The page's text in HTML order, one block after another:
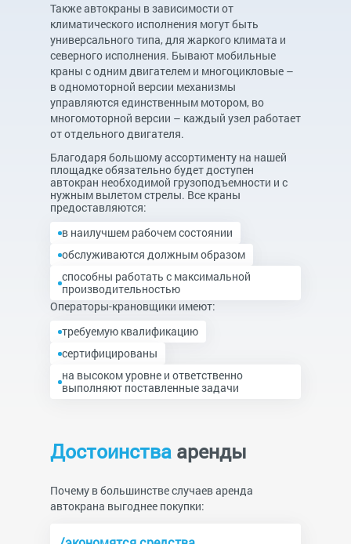
Также автокраны в зависимости от
климатического исполнения могут быть
универсального типа, для жаркого климата и
северного исполнения. Бывают мобильные
краны с одним двигателем и многоцикловые –
в одномоторной версии механизмы
управляются единственным мотором, во
многомоторной версии – каждый узел работает
от отдельного двигателя.
Благодаря большому ассортименту на нашей
площадке обязательно будет доступен
автокран необходимой грузоподъемности и с
нужным вылетом стрелы. Все краны
предоставляются:
в наилучшем рабочем состоянии
обслуживаются должным образом
способны работать с максимальной
производительностью
Операторы-крановщики имеют:
требуемую квалификацию
сертифицированы
на высоком уровне и ответственно
выполняют поставленные задачи
Достоинства аренды
Почему в большинстве случаев аренда
автокрана выгоднее покупки: